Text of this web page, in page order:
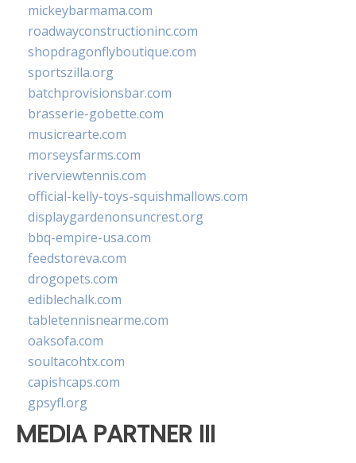
mickeybarmama.com
roadwayconstructioninc.com
shopdragonflyboutique.com
sportszilla.org
batchprovisionsbar.com
brasserie-gobette.com
musicrearte.com
morseysfarms.com
riverviewtennis.com
official-kelly-toys-squishmallows.com
displaygardenonsuncrest.org
bbq-empire-usa.com
feedstoreva.com
drogopets.com
ediblechalk.com
tabletennisnearme.com
oaksofa.com
soultacohtx.com
capishcaps.com
gpsyfl.org
MEDIA PARTNER III